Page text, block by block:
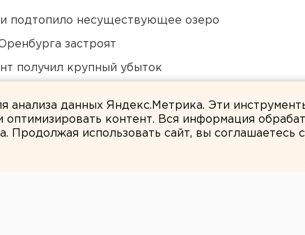
подтопило несуществующее озеро
застроят
получил крупный убыток
анализа данных Яндекс.Метрика. Эти
контент. Вся информация
Продолжая использовать сайт, вы соглашаетесь